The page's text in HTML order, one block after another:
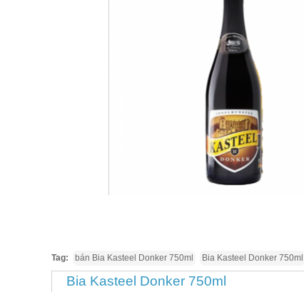
Tag: bán Bia Kasteel Donker 750ml Bia Kasteel Donker 750ml
Bia Kasteel Donker 750ml